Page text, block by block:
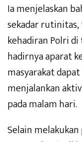
Ia menjelaskan
sekadar
kehadiran Polri
hadirnya aparat
masyarakat
menjalankan
pada malam hari.
Selain